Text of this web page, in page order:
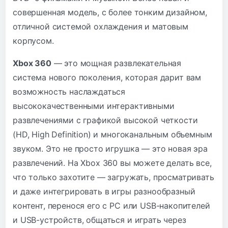
совершенная модель, с более тонким дизайном,
отличной системой охлаждения и матовым
корпусом.
Xbox 360— это мощная развлекательная
система нового поколения, которая дарит вам
возможность наслаждаться
высококачественными интерактивными
развлечениями с графикой высокой четкости
(HD, High Definition) и многоканальным объемным
звуком. Это не просто игрушка — это новая эра
развлечений. На Xbox 360 вы можете делать все,
что только захотите — загружать, просматривать
и даже интегрировать в игры разнообразный
контент, перенося его с PC или USB-накопителей
и USB-устройств, общаться и играть через